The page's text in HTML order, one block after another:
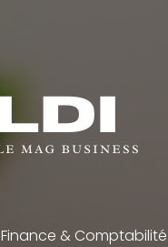
Finance & Comptabilité